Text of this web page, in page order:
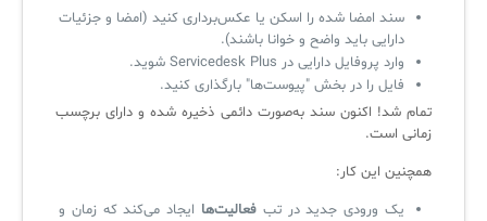
سند امضا شده را اسکن یا عکس‌برداری کنید (امضا و جزئیات
دارایی باید واضح و خوانا باشند).
وارد پروفایل دارایی در Servicedesk Plus شوید.
فایل را در بخش "پیوست‌ها" بارگذاری کنید.
تمام شد! اکنون سند به‌صورت دائمی ذخیره شده و دارای برچسب
زمانی است.
همچنین این کار:
یک ورودی جدید در تب فعالیت‌ها ایجاد می‌کند که زمان و